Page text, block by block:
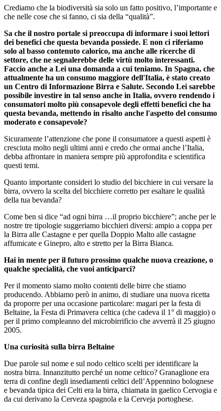
Crediamo che la biodiversità sia solo un fatto positivo, l’importante e
che nelle cose che si fanno, ci sia della “qualità”.
Sa che il nostro portale si preoccupa di informare i suoi lettori
dei benefici che questa bevanda possiede. E non ci riferiamo
solo al basso contenuto calorico, ma anche alle ricerche di
settore, che ne segnalerebbe delle virtù molto interessanti.
Faccio anche a Lei una domanda a cui teniamo. In Spagna, che
attualmente ha un consumo maggiore dell'Italia, è stato creato
un Centro di Informazione Birra e Salute. Secondo Lei sarebbe
possibile investire in tal senso anche in Italia, ovvero rendendo i
consumatori molto più consapevole degli effetti benefici che ha
questa bevanda, mettendo in risalto anche l'aspetto del consumo
moderato e consapevole?
Sicuramente l’attenzione che pone il consumatore a questi aspetti è
cresciuta molto negli ultimi anni e credo che ormai anche l’Italia,
debba affrontare in maniera sempre più approfondita e scientifica
questi temi.
Quanto importante consideri lo studio del bicchiere in cui versare la
birra, ovvero la scelta del bicchiere corretto per esaltare le qualità
della tua bevanda?
Come ben si dice “ad ogni birra …il proprio bicchiere”; anche per le
nostre tre tipologie suggeriamo bicchieri diversi: ampio a coppa per
la Birra alle Castagne e per quella Doppio Malto alle castagne
affumicate e Ginepro, alto e stretto per la Birra Bianca.
Hai in mente per il futuro prossimo qualche nuova creazione, o
qualche specialità, che vuoi anticiparci?
Per il momento siamo molto contenti delle birre che stiamo
producendo. Abbiamo però in animo, di studiare una nuova ricetta
da proporre per una occasione particolare: magari per la festa di
Beltaine, la Festa di Primavera celtica (che cadeva il 1° di maggio) o
per il primo compleanno del microbirrificio che avverrà il 25 giugno
2005.
Una curiosità sulla birra Beltaine
Due parole sul nome e sul nodo celtico scelti per identificare la
nostra birra. Innanzitutto perché un nome celtico? Granaglione era
terra di confine degli insediamenti celtici dell’Appennino bolognese
e bevanda tipica dei Celti era la birra, chiamata in gaelico Cervogia e
da cui derivano la Cerveza spagnola e la Cerveja portoghese.